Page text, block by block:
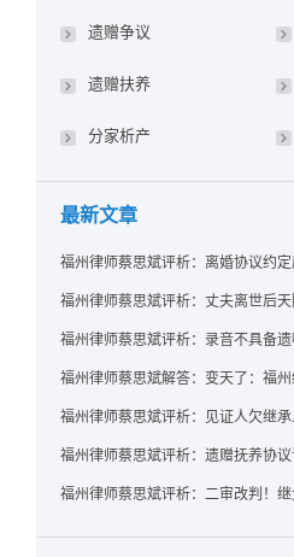
遗赠争议
遗赠扶养
分家析产
最新文章